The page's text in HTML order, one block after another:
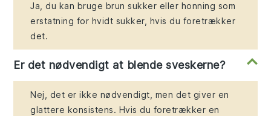
Ja, du kan bruge brun sukker eller honning som
erstatning for hvidt sukker, hvis du foretrækker
det.
Er det nødvendigt at blende sveskerne?
Nej, det er ikke nødvendigt, men det giver en
glattere konsistens. Hvis du foretrækker en